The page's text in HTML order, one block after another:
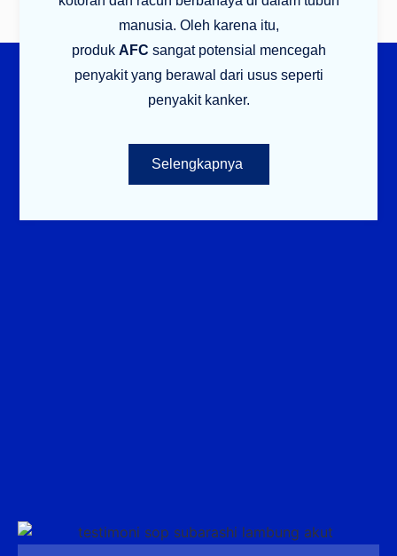
manusia. Oleh karena itu,
produk AFC sangat potensial mencegah
penyakit yang berawal dari usus seperti
penyakit kanker.
Selengkapnya